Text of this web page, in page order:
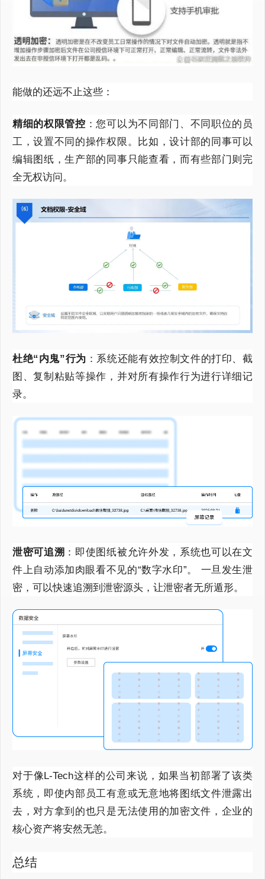
能做的还远不止这些：
精细的权限管控 ：您可以为不同部门、不同职位的员
工，设置不同的操作权限。 比如，设计部的同事可以
编辑图纸，生产部的同事只能查看，而有些部门则完
全无权访问。
杜绝“内鬼”行为 ：系统还能有效控制文件的打印、截
图、复制粘贴等操作，并对所有操作行为进行详细记
录。
泄密可追溯 ：即使图纸被允许外发，系统也可以在文
件上自动添加肉眼看不见的“数字水印”。 一旦发生泄
密，可以快速追溯到泄密源头，让泄密者无所遁形。
对于像L-Tech这样的公司来说，如果当初部署了该类
系统，即使内部员工有意或无意地将图纸文件泄露出
去，对方拿到的也只是无法使用的加密文件，企业的
核心资产将安然无恙。
总结